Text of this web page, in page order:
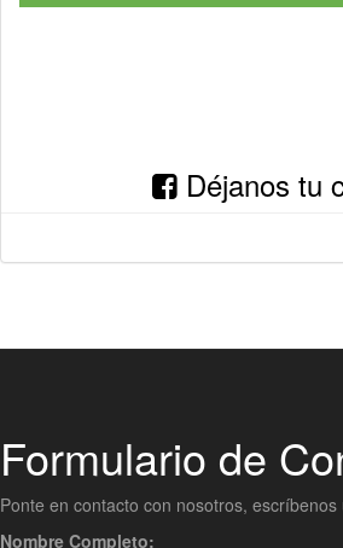
Déjanos tu
Formulario de
Ponte en contacto con nosotros, escríbenos
Nombre Completo: